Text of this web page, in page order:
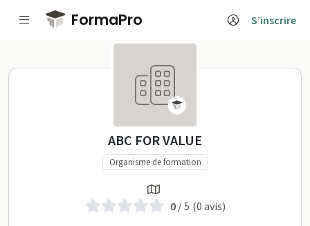
Passer au contenu principal
FormaPro S’inscrire
ABC FOR VALUE sur
ABC FOR VALUE
Organisme de formation
0/ 5 (0 avis)